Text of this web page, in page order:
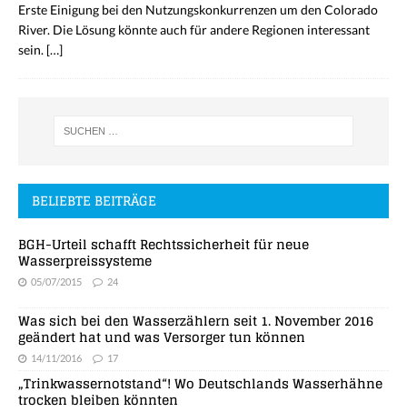
Erste Einigung bei den Nutzungskonkurrenzen um den Colorado
River. Die Lösung könnte auch für andere Regionen interessant
sein. […]
BELIEBTE BEITRÄGE
BGH-Urteil schafft Rechtssicherheit für neue
Wasserpreissysteme
05/07/2015 24
Was sich bei den Wasserzählern seit 1. November 2016
geändert hat und was Versorger tun können
14/11/2016 17
„Trinkwassernotstand“! Wo Deutschlands Wasserhähne
trocken bleiben könnten